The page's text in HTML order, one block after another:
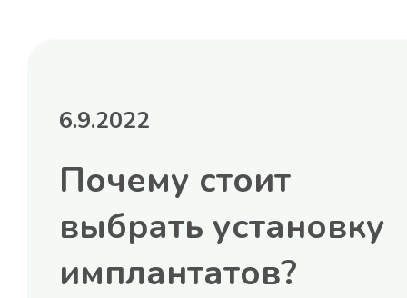
6.9.2022
Почему стоит
выбрать установку
имплантатов?